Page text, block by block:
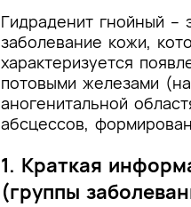
Гидраденит гнойный –
заболевание кожи,
характеризуется
потовыми железами
аногенитальной
абсцессов,
1. Краткая
(группы